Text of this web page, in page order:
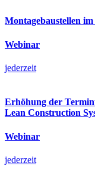
Montagebaustellen
Webinar
jederzeit
Erhöhung der
Lean Construction
Webinar
jederzeit